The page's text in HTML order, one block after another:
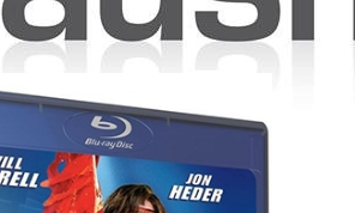
Blades of Glory (2007) [BLU-RAY]